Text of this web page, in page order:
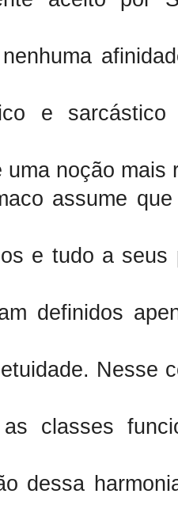
e
uma noção
assume
e tudo a
definidos
Nesse
as classes
dessa